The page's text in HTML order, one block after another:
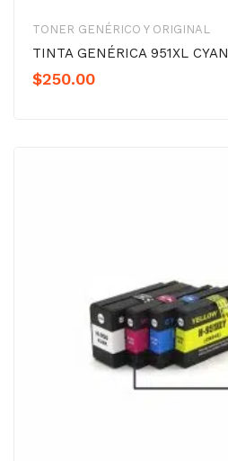
TONER GENÉRICO Y ORIGINAL
TINTA GENÉRICA 951XL CYAN
$250.00